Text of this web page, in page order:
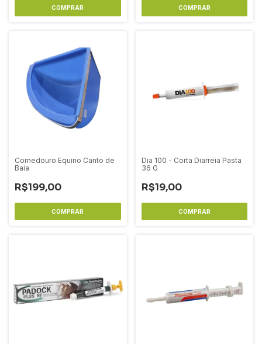
Comedouro Equino Canto de
Baia
R$199,00
Dia 100 - Corta Diarreia Pasta
36 G
R$19,00